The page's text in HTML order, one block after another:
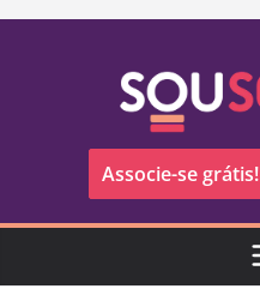
Pular
Associe-se grátis!